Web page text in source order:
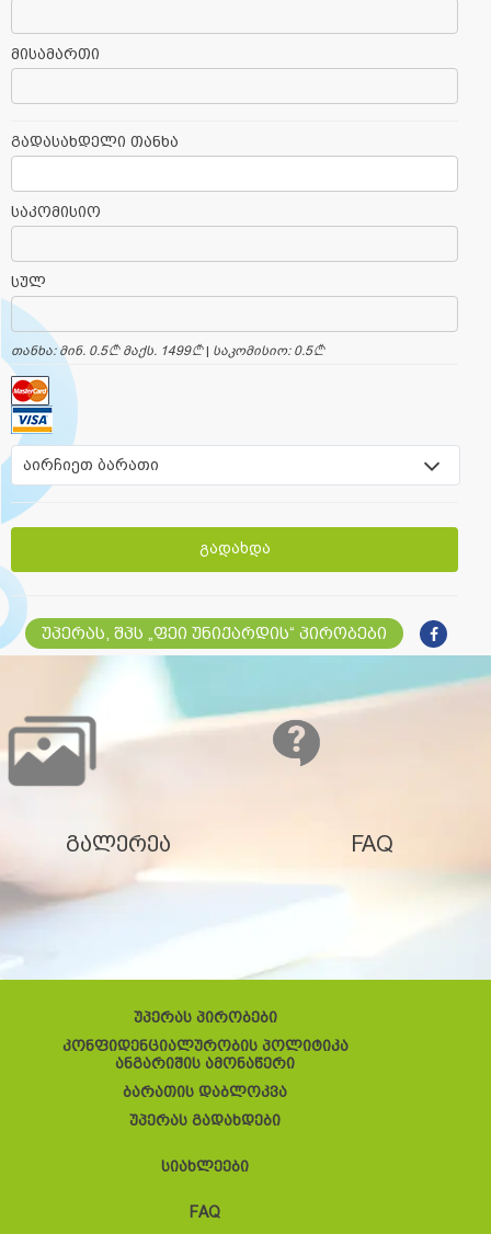
მისამართი
გადასახდელი თანხა
საკომისიო
სულ
თანხა: მინ. 0.5aმაქს. 1499a | საკომისიო: 0.5a
აირჩიეთ ბარათი
გადახდა
უპერას, შპს „ფეი უნიქარდის“ პირობები
გალერეა FAQ
უპერას პირობები
კონფიდენციალურობის პოლიტიკა
ანგარიშის ამონაწერი
ბარათის დაბლოკვა
უპერას გადახდები
სიახლეები
FAQ